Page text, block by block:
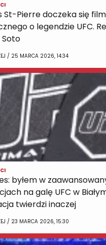
St-Pierre doczeka się
o legendzie UFC.
/ 25 MARCA 2026, 14:34
byłem w
na galę UFC w
twierdzi inaczej
/ 23 MARCA 2026, 15:30